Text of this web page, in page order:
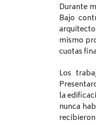
Durante
Bajo
mismo
cuotas
Los
la
nunca